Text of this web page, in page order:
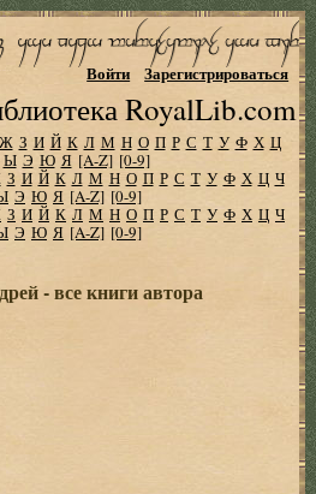
RoyalLib.com
Войти Зарегистрироваться
Ж З И Й К Л М Н О П Р С Т У Ф Х Ц
Ы Э Ю Я [A-Z] [0-9]
З И Й К Л М Н О П Р С Т У Ф Х Ц Ч
Э Ю Я [A-Z] [0-9]
З И Й К Л М Н О П Р С Т У Ф Х Ц Ч
Э Ю Я [A-Z] [0-9]
- все книги автора